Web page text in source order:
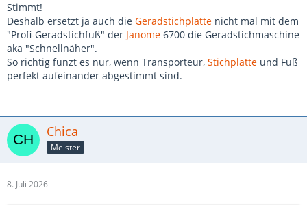
Stimmt!
Deshalb ersetzt ja auch die Geradstichplatte nicht mal mit dem
"Profi-Geradstichfuß" der Janome 6700 die Geradstichmaschine
aka "Schnellnäher".
So richtig funzt es nur, wenn Transporteur, Stichplatte und Fuß
perfekt aufeinander abgestimmt sind.
Chica
Meister
8. Juli 2026